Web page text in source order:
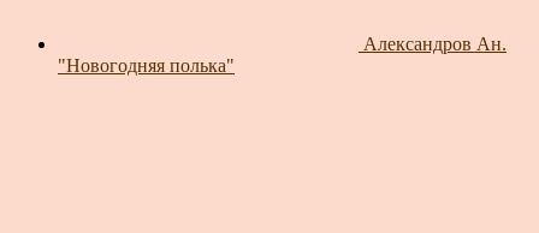
Александров Ан.
"Новогодняя полька"